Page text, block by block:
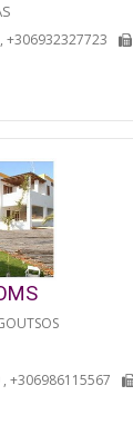
+306932327723
+306986115567